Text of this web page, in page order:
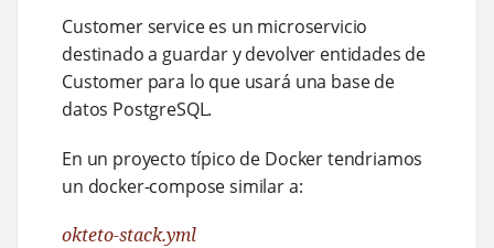
Customer service es un microservicio
destinado a guardar y devolver entidades de
Customer para lo que usará una base de
datos PostgreSQL.
En un proyecto típico de Docker tendriamos
un docker-compose similar a:
okteto-stack.yml